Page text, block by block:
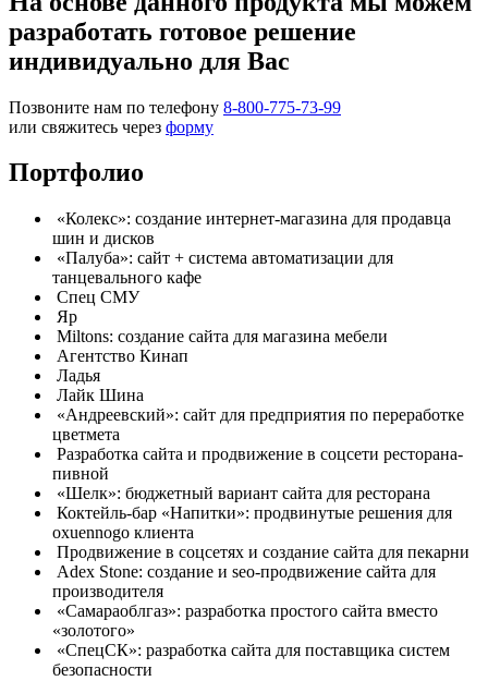
разработать готовое решение
индивидуально для Вас
Позвоните нам по телефону 8-800-775-73-99
или свяжитесь через форму
Портфолио
«Колекс»: создание интернет-магазина для продавца
шин и дисков
«Палуба»: сайт + система автоматизации для
танцевального кафе
Спец СМУ
Яр
Miltons: создание сайта для магазина мебели
Агентство Кинап
Ладья
Лайк Шина
«Андреевский»: сайт для предприятия по переработке
цветмета
Разработка сайта и продвижение в соцсети ресторана-
пивной
«Шелк»: бюджетный вариант сайта для ресторана
Коктейль-бар «Напитки»: продвинутые решения для
oxuennogo клиента
Продвижение в соцсетях и создание сайта для пекарни
Adex Stone: создание и seo-продвижение сайта для
производителя
«Самараоблгаз»: разработка простого сайта вместо
«золотого»
«СпецСК»: разработка сайта для поставщика систем
безопасности